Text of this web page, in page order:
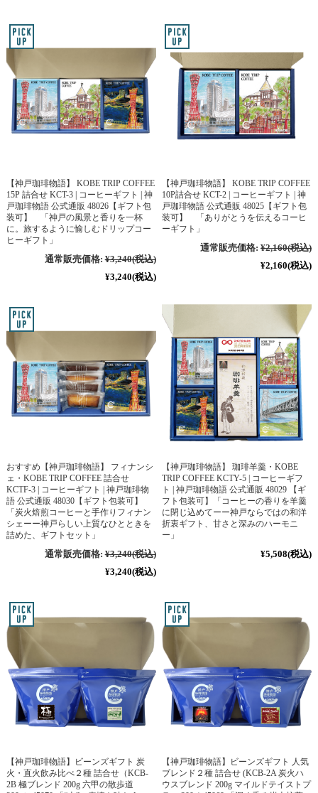
【神戸珈琲物語】 KOBE TRIP COFFEE
15P 詰合せ KCT-3 | コーヒーギフト | 神
戸珈琲物語 公式通販 48026【ギフト包
装可】 「神戸の風景と香りを一杯
に。旅するように愉しむドリップコー
ヒーギフト」
通常販売価格: ¥3,240(税込)
¥3,240(税込)
【神戸珈琲物語】 KOBE TRIP COFFEE
10P詰合せ KCT-2 | コーヒーギフト | 神
戸珈琲物語 公式通販 48025【ギフト包
装可】 「ありがとうを伝えるコーヒ
ーギフト」
通常販売価格: ¥2,160(税込)
¥2,160(税込)
おすすめ【神戸珈琲物語】 フィナンシ
ェ・KOBE TRIP COFFEE 詰合せ
KCTF-3 | コーヒーギフト | 神戸珈琲物
語 公式通販 48030【ギフト包装可】
「炭火焙煎コーヒーと手作りフィナン
シェーー神戸らしい上質なひとときを
詰めた、ギフトセット」
通常販売価格: ¥3,240(税込)
¥3,240(税込)
【神戸珈琲物語】 珈琲羊羹・KOBE
TRIP COFFEE KCTY-5 | コーヒーギフ
ト | 神戸珈琲物語 公式通販 48029 【ギ
フト包装可】「コーヒーの香りを羊羹
に閉じ込めてーー神戸ならではの和洋
折衷ギフト、甘さと深みのハーモニ
ー」
¥5,508(税込)
【神戸珈琲物語】ビーンズギフト 炭
火・直火飲み比べ２種 詰合せ（KCB-
2B 極ブレンド 200g 六甲の散歩道
【神戸珈琲物語】ビーンズギフト 人気
ブレンド２種 詰合せ (KCB-2A 炭火ハ
ウスブレンド 200g マイルドテイストプ